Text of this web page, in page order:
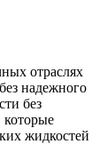
отраслях
надежного
без
которые
жидкостей